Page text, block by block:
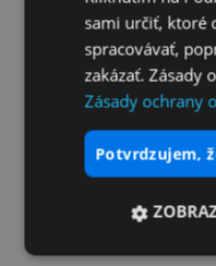
sami určiť, ktoré
spracovávať,
zakázať. Zásady
Zásady ochrany
potvrdzujem,